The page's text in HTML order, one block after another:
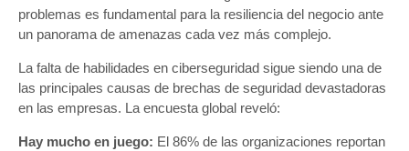
problemas es fundamental para la resiliencia del negocio ante
un panorama de amenazas cada vez más complejo.
La falta de habilidades en ciberseguridad sigue siendo una de
las principales causas de brechas de seguridad devastadoras
en las empresas. La encuesta global reveló:
Hay mucho en juego: El 86% de las organizaciones reportan